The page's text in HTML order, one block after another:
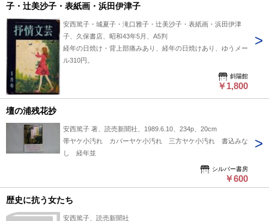
子・辻美沙子・表紙画・浜田伊津子
安西篤子・城夏子・滝口雅子・辻美沙子・表紙画・浜田伊津
子、久保書店、昭和43年5月、A5判
経年の日焼け・背上部痛みあり、経年の日焼けあり、ゆうメー
ル310円。
斜陽館
￥1,800
壇の浦残花抄
安西篤子 著、読売新聞社、1989.6.10、234p、20cm
帯ヤケ小汚れ カバーヤケ小汚れ 三方ヤケ小汚れ 書込みな
し 経年並
シルバー書房
￥600
歴史に抗う女たち
安西篤子、読売新聞社